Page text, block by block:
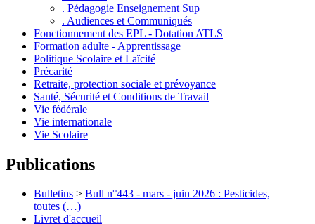
. Pédagogie Enseignement Sup
. Audiences et Communiqués
Fonctionnement des EPL - Dotation ATLS
Formation adulte - Apprentissage
Politique Scolaire et Laïcité
Précarité
Retraite, protection sociale et prévoyance
Santé, Sécurité et Conditions de Travail
Vie fédérale
Vie internationale
Vie Scolaire
Publications
Bulletins > Bull n°443 - mars - juin 2026 : Pesticides,
toutes (…)
Livret d'accueil